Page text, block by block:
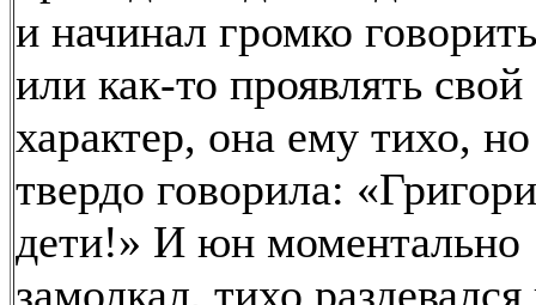
и начинал громко говорить
или как-то проявлять свой
характер, она ему тихо, но
твердо говорила:
дети!» И юн моментально
замолкал, тихо раздевался